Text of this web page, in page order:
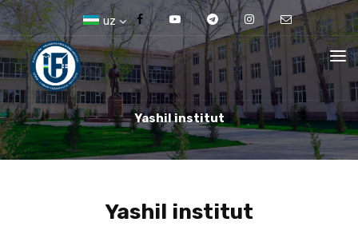
uz
Yashil institut
Yashil institut